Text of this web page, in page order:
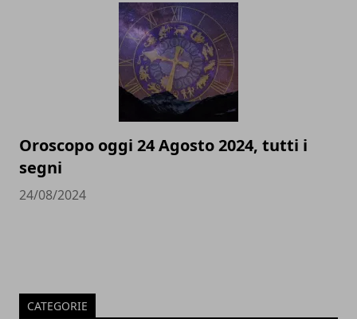
Oroscopo oggi 24 Agosto 2024, tutti i
segni
24/08/2024
CATEGORIE